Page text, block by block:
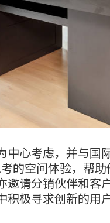
中心考虑，并与国
的空间体验，帮助
邀请分销伙伴和客
积极寻求创新的用